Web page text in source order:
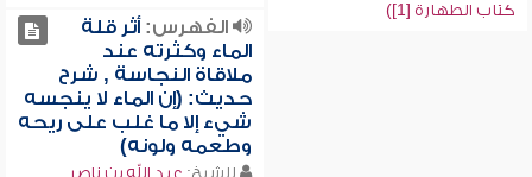
كتاب الطهارة [1])
الفهرس:أثر قلة
الماء وكثرته عند
ملاقاة النجاسة , شرح
حديث: (إن الماء لا ينجسه
شيء إلا ما غلب على ريحه
وطعمه ولونه)
للشيخ: عبد الله بن ناصر